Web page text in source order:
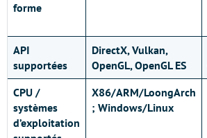
forme
API
supportées
DirectX, Vulkan,
OpenGL, OpenGL ES
CPU /
systèmes
d’exploitation
X86/ARM/LoongArch
; Windows/Linux